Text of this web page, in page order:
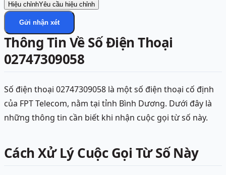
Hiệu chỉnhYêu cầu hiệu chỉnh
Gửi nhận xét
Thông Tin Về Số Điện Thoại
02747309058
Số điện thoại 02747309058 là một số điện thoại cố định
của FPT Telecom, nằm tại tỉnh Bình Dương. Dưới đây là
những thông tin cần biết khi nhận cuộc gọi từ số này.
Cách Xử Lý Cuộc Gọi Từ Số Này